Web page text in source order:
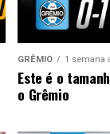
GRÊMIO 1 semana
Este é o
o Grêmio